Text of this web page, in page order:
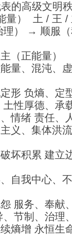
表的高级文明
量） 土 / 王 /
理） → 顺服
（正能量）
量、混沌、
形 负熵、定
性厚德、承
情绪 责任、
义、集体洪
坏积累 建立
自我中心、
服务、奉献
节制、治理
熵增 永恒生